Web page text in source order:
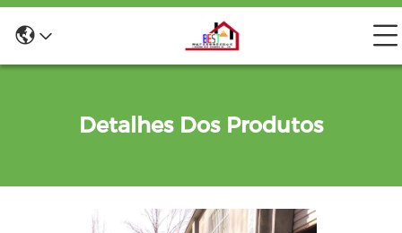
Detalhes Dos Produtos